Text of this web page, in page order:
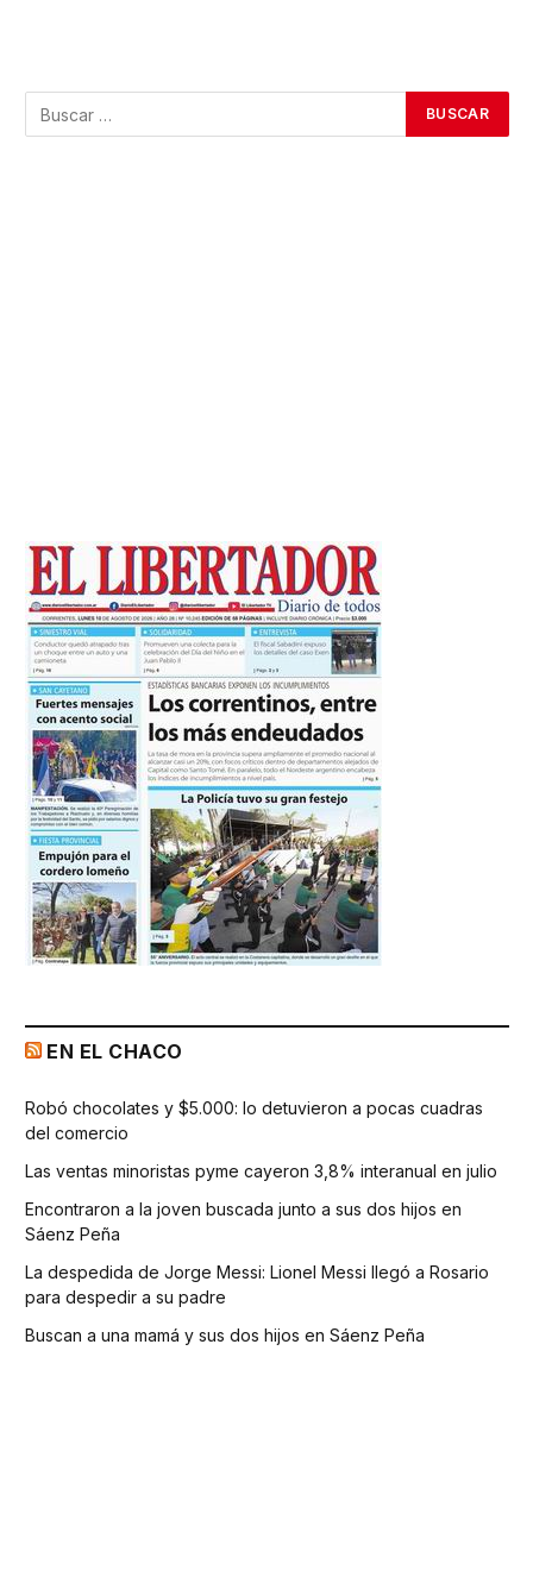
EN EL CHACO
Robó chocolates y $5.000: lo detuvieron a pocas cuadras
del comercio
Las ventas minoristas pyme cayeron 3,8% interanual en julio
Encontraron a la joven buscada junto a sus dos hijos en
Sáenz Peña
La despedida de Jorge Messi: Lionel Messi llegó a Rosario
para despedir a su padre
Buscan a una mamá y sus dos hijos en Sáenz Peña